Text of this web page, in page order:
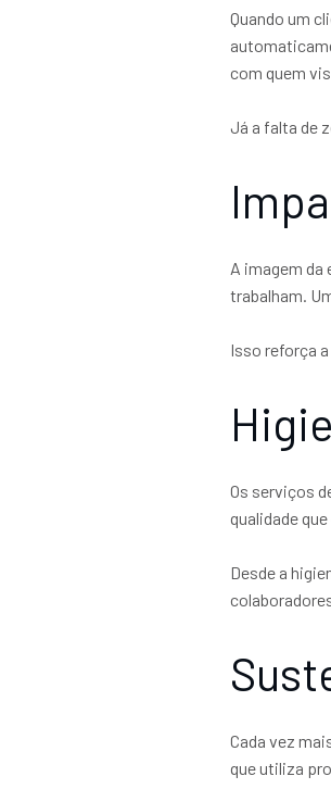
Quando um
com quem
Já a falta de
A imagem
trabalham.
Isso reforça
Os serviços
qualidade
Desde a
Cada vez
que utiliza